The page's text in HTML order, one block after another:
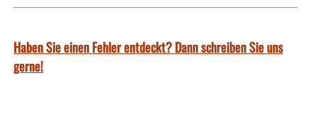
Haben Sie einen Fehler entdeckt? Dann schreiben Sie uns
gerne!